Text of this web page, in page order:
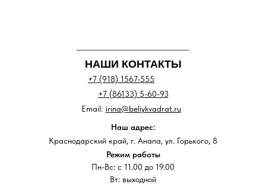
НАШИ КОНТАКТЫ
+7 (918) 1567-555
+7 (86133) 5-60-93
Наш адрес:
Краснодарский край, г. Анапа, ул. Горького, 8
Режим работы
Пн-Вс: с 11.00 до 19.00
Вт: выходной
irina@beliykvadrat.ru
Email: